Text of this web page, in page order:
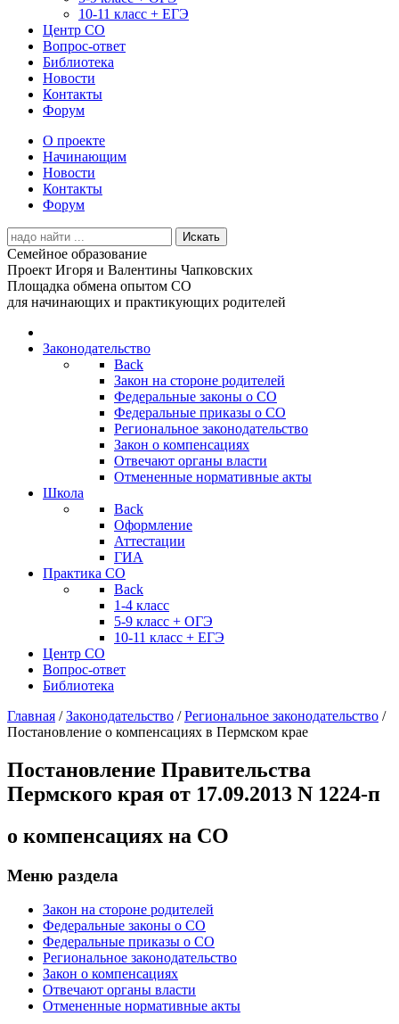
10-11 класс + ЕГЭ
Центр СО
Вопрос-ответ
Библиотека
Новости
Контакты
Форум
О проекте
Начинающим
Новости
Контакты
Форум
Search
for:
Семейное образование
Проект Игоря и Валентины Чапковских
Площадка обмена опытом СО
для начинающих и практикующих родителей
Законодательство
Back
Закон на стороне родителей
Федеральные законы о СО
Федеральные приказы о СО
Региональное законодательство
Закон о компенсациях
Отвечают органы власти
Отмененные нормативные акты
Школа
Back
Оформление
Аттестации
ГИА
Практика СО
Back
1-4 класс
5-9 класс + ОГЭ
10-11 класс + ЕГЭ
Центр СО
Вопрос-ответ
Библиотека
Главная /Законодательство /Региональное законодательство /
Постановление о компенсациях в Пермском крае
Постановление Правительства
Пермского края от 17.09.2013 N 1224-п
о компенсациях на СО
Меню раздела
Закон на стороне родителей
Федеральные законы о СО
Федеральные приказы о СО
Региональное законодательство
Закон о компенсациях
Отвечают органы власти
Отмененные нормативные акты